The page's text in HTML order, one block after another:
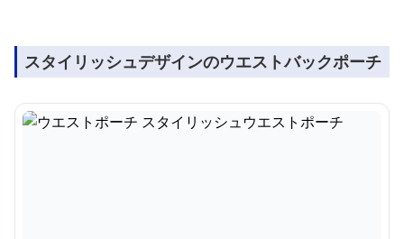
スタイリッシュデザインのウエストバックポーチ